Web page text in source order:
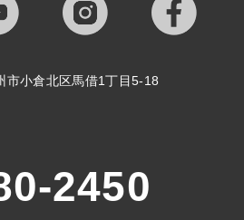
市小倉北区馬借1丁目5-18
2450